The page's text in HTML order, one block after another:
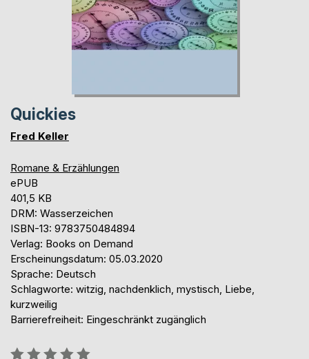
Quickies
Fred Keller
Romane & Erzählungen
ePUB
401,5 KB
DRM: Wasserzeichen
ISBN-13: 9783750484894
Verlag: Books on Demand
Erscheinungsdatum: 05.03.2020
Sprache: Deutsch
Schlagworte: witzig, nachdenklich, mystisch, Liebe,
kurzweilig
Barrierefreiheit: Eingeschränkt zugänglich
Bewertung::